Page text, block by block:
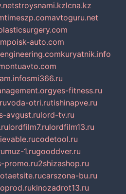
stroysnami.kzlcna.kz
timeszp.comavtoguru.net
poisk-auto.com
kuryatnik.info
smi366.ru
yes-fitness.ru
voda-otri.rutishinapve.ru
avgust.rulord-tv.ru
lordfilm7.rulordfilm13.ru
codetool.ru
muz-1.rugooddver.ru
promo.ru2shizashop.ru
carszona-bu.ru
kinozadrot13.ru